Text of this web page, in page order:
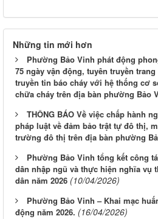
Những tin mới hơn
Phường Bảo Vinh phát động
75 ngày vận động, tuyên truyền
truyền tin báo cháy với hệ thống cơ
chữa cháy trên địa bàn phường Bảo
THÔNG BÁO Về việc chấp hành
pháp luật về đảm bảo trật tự đô thị,
trường đô thị trên địa bàn phường
Phường Bảo Vinh tổng kết công
dân nhập ngũ và thực hiện nghĩa vụ
dân năm 2026 (10/04/2026)
Phường Bảo Vinh – Khai mạc
động năm 2026. (16/04/2026)